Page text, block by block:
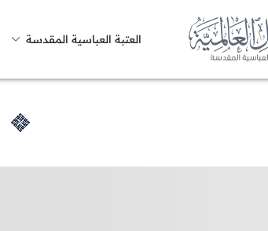
العتبة العباسية المقدسة